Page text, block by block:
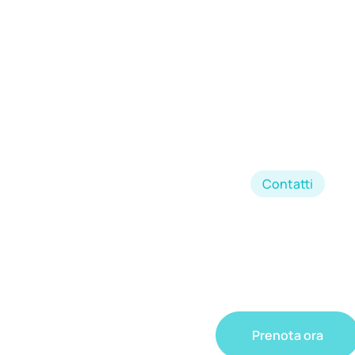
Contatti
Prenota ora